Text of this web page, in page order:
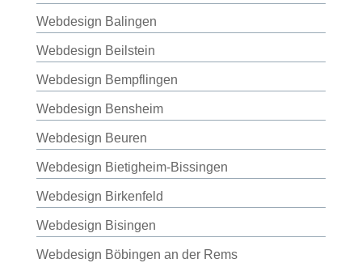
Webdesign Balingen
Webdesign Beilstein
Webdesign Bempflingen
Webdesign Bensheim
Webdesign Beuren
Webdesign Bietigheim-Bissingen
Webdesign Birkenfeld
Webdesign Bisingen
Webdesign Böbingen an der Rems